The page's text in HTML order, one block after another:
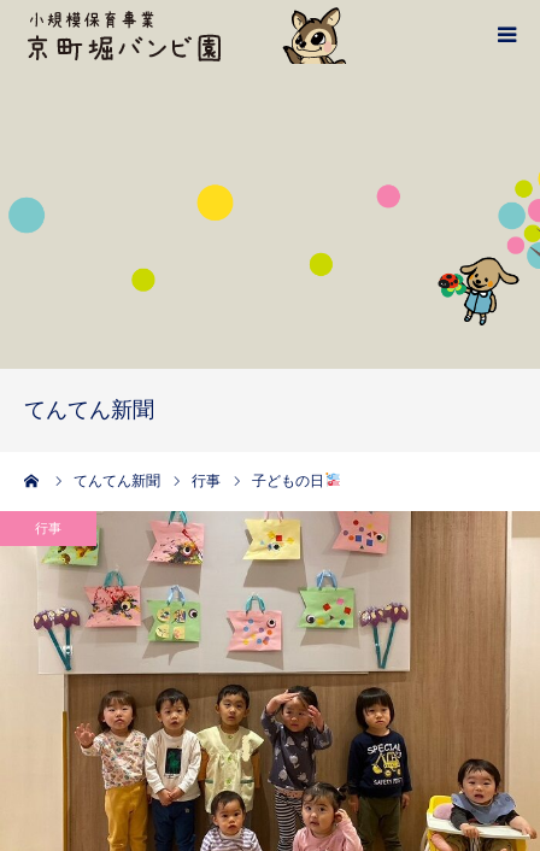
てんてん新聞
てんてん新聞 行事 子どもの日
行事